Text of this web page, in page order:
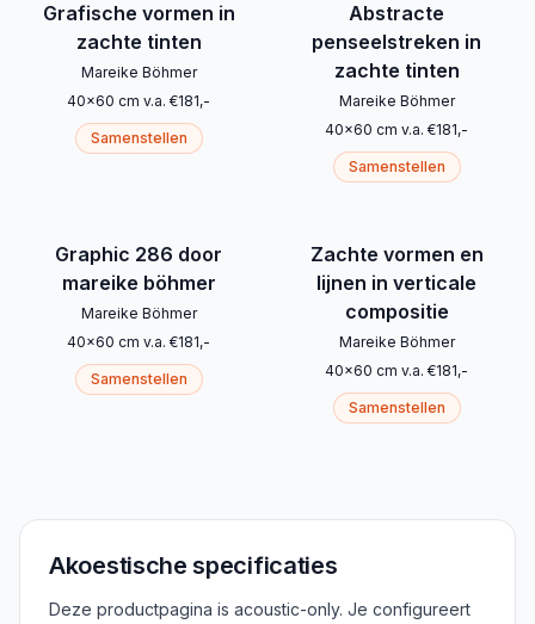
Grafische vormen in
zachte tinten
Mareike Böhmer
40x60 cm v.a. €181,-
Samenstellen
Abstracte
penseelstreken in
zachte tinten
Mareike Böhmer
40x60 cm v.a. €181,-
Samenstellen
Graphic 286 door
mareike böhmer
Mareike Böhmer
40x60 cm v.a. €181,-
Samenstellen
Zachte vormen en
lijnen in verticale
compositie
Mareike Böhmer
40x60 cm v.a. €181,-
Samenstellen
Akoestische specificaties
Deze productpagina is acoustic-only. Je configureert